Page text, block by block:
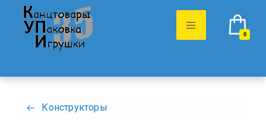
0
Конструкторы